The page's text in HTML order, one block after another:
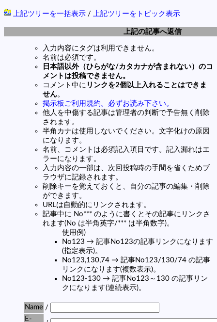
上記ツリーを一括表示 / 上記ツリーをトピック表示
上記の記事へ返信
入力内容にタグは利用できません。
名前は必須です。
日本語以外（ひらがな/カタカナが含まれない）のコ
メントは投稿できません。
コメント中に リンクを2個以上入れることはできま
せん。
掲示板ご利用規約。必ずお読み下さい。
他人を中傷する記事は管理者の判断で予告無く削除
されます。
半角カナは使用しないでください。文字化けの原因
になります。
名前、コメントは必須記入項目です。記入漏れはエ
ラーになります。
入力内容の一部は、次回投稿時の手間を省くためブ
ラウザに記録されます。
削除キーを覚えておくと、自分の記事の編集・削除
ができます。
URLは自動的にリンクされます。
記事中に No*** のように書くとその記事にリンクさ
れます(No は半角英字/*** は半角数字)。
使用例)
No123 → 記事No123の記事リンクになります
(指定表示)。
No123,130,74 → 記事No123/130/74 の記事
リンクになります(複数表示)。
No123-130 → 記事No123～130 の記事リン
クになります(連続表示)。
Name /
E-